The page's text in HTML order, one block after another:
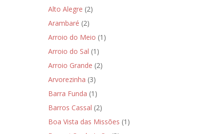
Alto Alegre (2)
Arambaré (2)
Arroio do Meio (1)
Arroio do Sal (1)
Arroio Grande (2)
Arvorezinha (3)
Barra Funda (1)
Barros Cassal (2)
Boa Vista das Missões (1)